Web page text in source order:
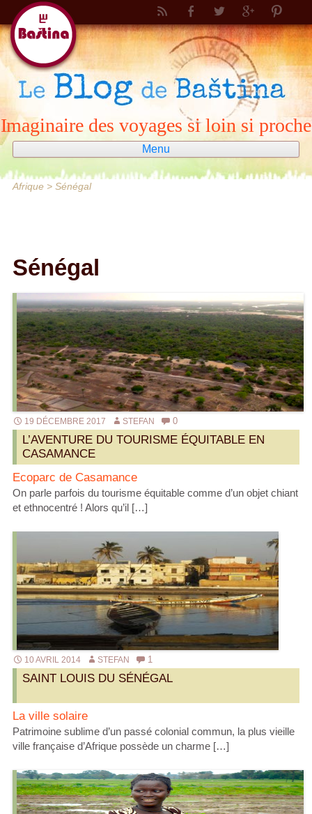
Imaginaire des voyages si loin si proche
Menu
Aller
au
contenu
Afrique> Sénégal
Sénégal
19 DÉCEMBRE 2017 STEFAN 0
L’AVENTURE DU TOURISME ÉQUITABLE EN
CASAMANCE
Ecoparc de Casamance
On parle parfois du tourisme équitable comme d’un objet chiant
et ethnocentré ! Alors qu’il […]
10 AVRIL 2014 STEFAN 1
SAINT LOUIS DU SÉNÉGAL
La ville solaire
Patrimoine sublime d’un passé colonial commun, la plus vieille
ville française d’Afrique possède un charme […]